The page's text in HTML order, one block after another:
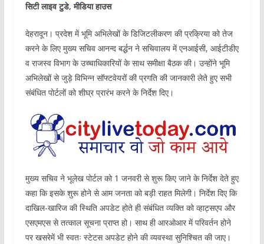
सिटी लाइव टुडे, मीडिया हाउस
देहरादून। प्रदेश में भूमि अभिलेखों के डिजिटलीकरण की प्रक्रिया को तेज
करने के लिए मुख्य सचिव आनन्द बर्द्धन ने सचिवालय में एनआईसी, आईटीडीए
व राजस्व विभाग के उच्चाधिकारियों के साथ समीक्षा बैठक की। उन्होंने भूमि
अभिलेखों से जुड़े विभिन्न सॉफ्टवेयरों की प्रगति की जानकारी लेते हुए सभी
संबंधित पोर्टलों को शीघ्र प्रारंभ करने के निर्देश दिए।
मुख्य सचिव ने भूलेख पोर्टल को 1 जनवरी से शुरू किए जाने के निर्देश देते हुए
कहा कि इसके शुरू होने से आम जनता को बड़ी राहत मिलेगी। निर्देश दिए कि
दाखिल-खारिज की स्थिति अपडेट होते ही संबंधित व्यक्ति को व्हाट्सएप और
एसएमएस से तत्काल सूचना प्राप्त हो। साथ ही आरओआर में परिवर्तन होने
पर खसरेमें भी स्वतः स्टेटस अपडेट होने की व्यवस्था सुनिश्चित की जाए।